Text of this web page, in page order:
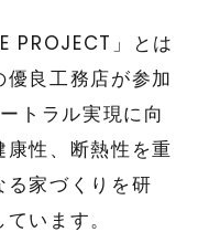
PROJECT」とは
良工務店が参加
トラル実現に向
性、断熱性を重
家づくりを研
います。